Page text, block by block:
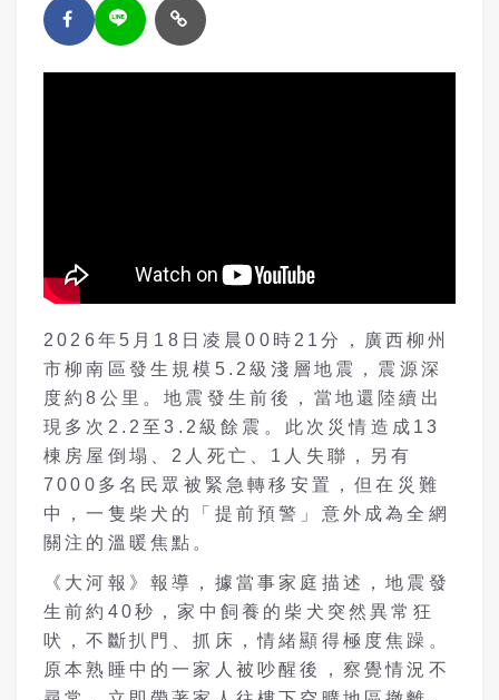
2026年5月18日凌晨00時21分，廣西柳州
市柳南區發生規模5.2級淺層地震，震源深
度約8公里。地震發生前後，當地還陸續出
現多次2.2至3.2級餘震。此次災情造成13
棟房屋倒塌、2人死亡、1人失聯，另有
7000多名民眾被緊急轉移安置，但在災難
中，一隻柴犬的「提前預警」意外成為全網
關注的溫暖焦點。
《大河報》報導，據當事家庭描述，地震發
生前約40秒，家中飼養的柴犬突然異常狂
吠，不斷扒門、抓床，情緒顯得極度焦躁。
原本熟睡中的一家人被吵醒後，察覺情況不